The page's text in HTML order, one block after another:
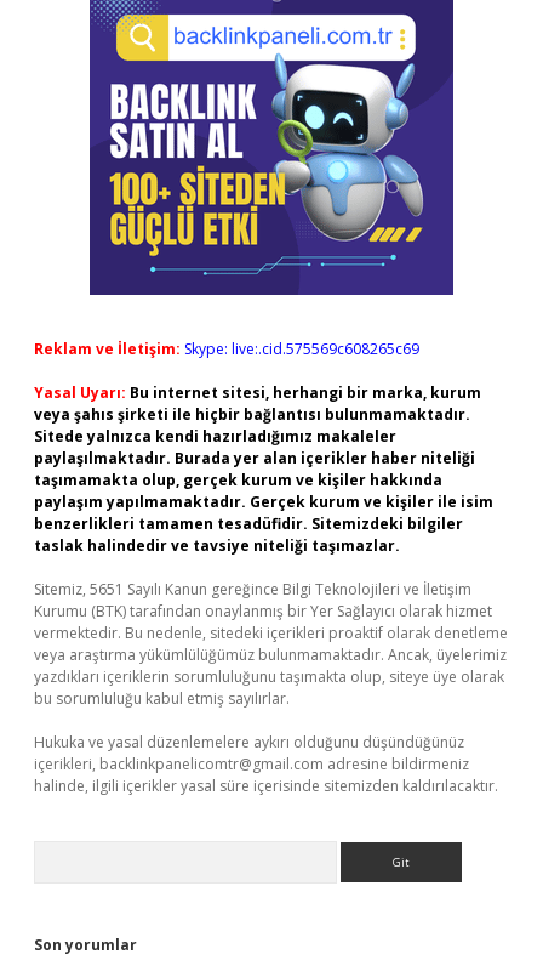
Reklam ve İletişim: Skype: live:.cid.575569c608265c69
Yasal Uyarı: Bu internet sitesi, herhangi bir marka, kurum
veya şahıs şirketi ile hiçbir bağlantısı bulunmamaktadır.
Sitede yalnızca kendi hazırladığımız makaleler
paylaşılmaktadır. Burada yer alan içerikler haber niteliği
taşımamakta olup, gerçek kurum ve kişiler hakkında
paylaşım yapılmamaktadır. Gerçek kurum ve kişiler ile isim
benzerlikleri tamamen tesadüfidir. Sitemizdeki bilgiler
taslak halindedir ve tavsiye niteliği taşımazlar.
Sitemiz, 5651 Sayılı Kanun gereğince Bilgi Teknolojileri ve İletişim
Kurumu (BTK) tarafından onaylanmış bir Yer Sağlayıcı olarak hizmet
vermektedir. Bu nedenle, sitedeki içerikleri proaktif olarak denetleme
veya araştırma yükümlülüğümüz bulunmamaktadır. Ancak, üyelerimiz
yazdıkları içeriklerin sorumluluğunu taşımakta olup, siteye üye olarak
bu sorumluluğu kabul etmiş sayılırlar.
Hukuka ve yasal düzenlemelere aykırı olduğunu düşündüğünüz
içerikleri, backlinkpanelicomtr@gmail.com adresine bildirmeniz
halinde, ilgili içerikler yasal süre içerisinde sitemizden kaldırılacaktır.
Son yorumlar